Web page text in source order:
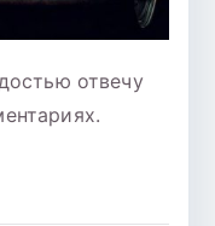
отвечу